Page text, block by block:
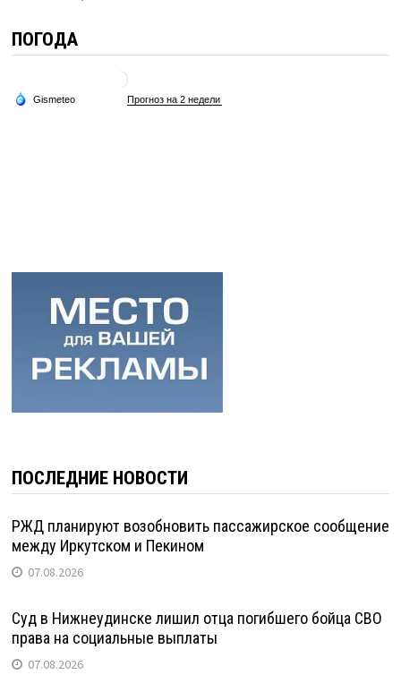
ПОГОДА
ПОСЛЕДНИЕ НОВОСТИ
РЖД планируют возобновить пассажирское сообщение
между Иркутском и Пекином
07.08.2026
Суд в Нижнеудинске лишил отца погибшего бойца СВО
права на социальные выплаты
07.08.2026